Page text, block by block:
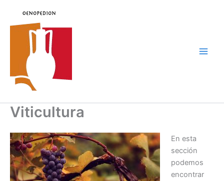
contenido
Viticultura
En esta
sección
podemos
encontrar